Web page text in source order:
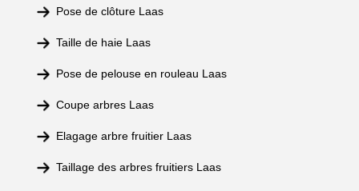
Pose de clôture Laas
Taille de haie Laas
Pose de pelouse en rouleau Laas
Coupe arbres Laas
Elagage arbre fruitier Laas
Taillage des arbres fruitiers Laas